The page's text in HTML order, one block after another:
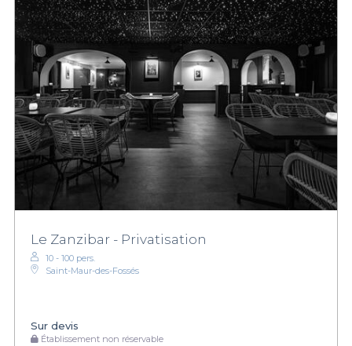
Le Zanzibar - Privatisation
10 - 100 pers.
Saint-Maur-des-Fossés
Sur devis
Établissement non réservable